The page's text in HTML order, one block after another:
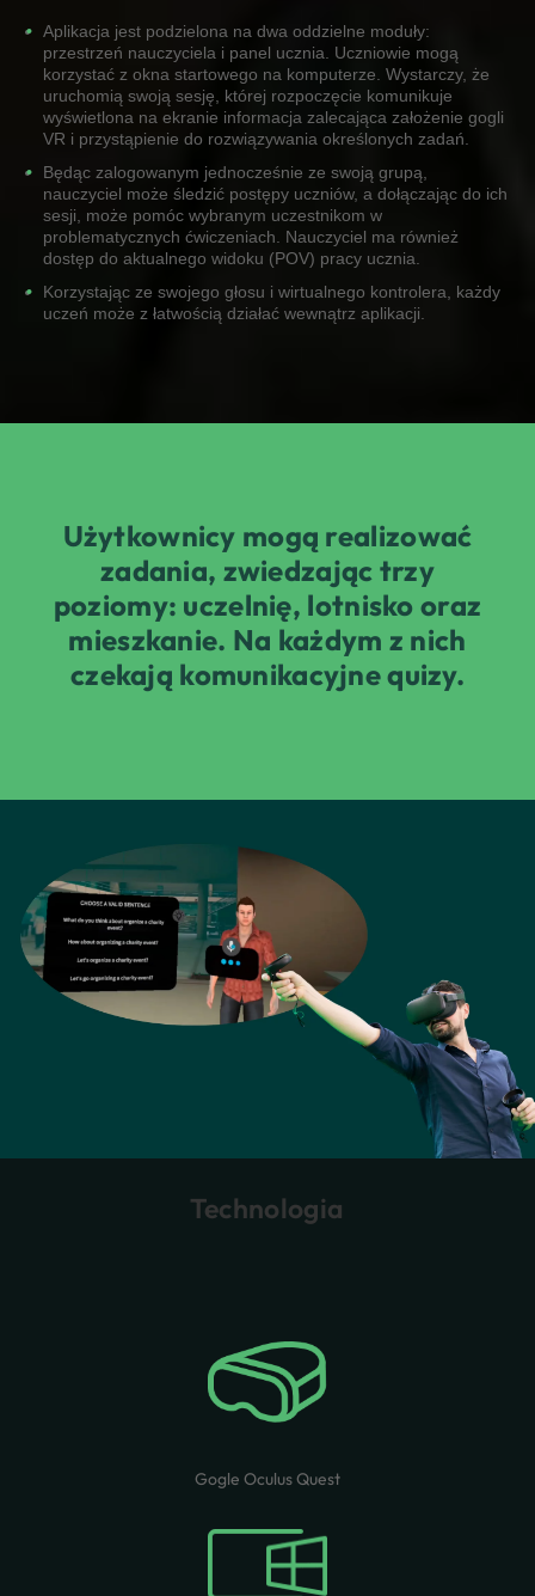
Aplikacja jest podzielona na dwa oddzielne moduły:
przestrzeń nauczyciela i panel ucznia. Uczniowie mogą
korzystać z okna startowego na komputerze. Wystarczy, że
uruchomią swoją sesję, której rozpoczęcie komunikuje
wyświetlona na ekranie informacja zalecająca założenie gogli
VR i przystąpienie do rozwiązywania określonych zadań.
Będąc zalogowanym jednocześnie ze swoją grupą,
nauczyciel może śledzić postępy uczniów, a dołączając do ich
sesji, może pomóc wybranym uczestnikom w
problematycznych ćwiczeniach. Nauczyciel ma również
dostęp do aktualnego widoku (POV) pracy ucznia.
Korzystając ze swojego głosu i wirtualnego kontrolera, każdy
uczeń może z łatwością działać wewnątrz aplikacji.
Użytkownicy mogą realizować
zadania, zwiedzając trzy
poziomy: uczelnię, lotnisko oraz
mieszkanie. Na każdym z nich
czekają komunikacyjne quizy.
Technologia
Gogle Oculus Quest